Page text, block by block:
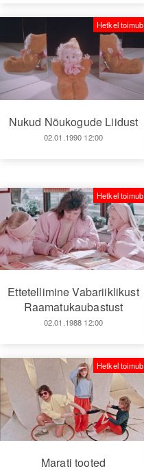
Nukud Nõukogude Liidust
02.01.1990 12:00
Hetkel toimub
Ettetellimine Vabariiklikust
Raamatukaubastust
02.01.1988 12:00
Hetkel toimub
Marati tooted
Hetkel toimub